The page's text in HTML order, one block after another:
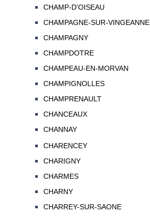
CHAMP-D'OISEAU
CHAMPAGNE-SUR-VINGEANNE
CHAMPAGNY
CHAMPDOTRE
CHAMPEAU-EN-MORVAN
CHAMPIGNOLLES
CHAMPRENAULT
CHANCEAUX
CHANNAY
CHARENCEY
CHARIGNY
CHARMES
CHARNY
CHARREY-SUR-SAONE